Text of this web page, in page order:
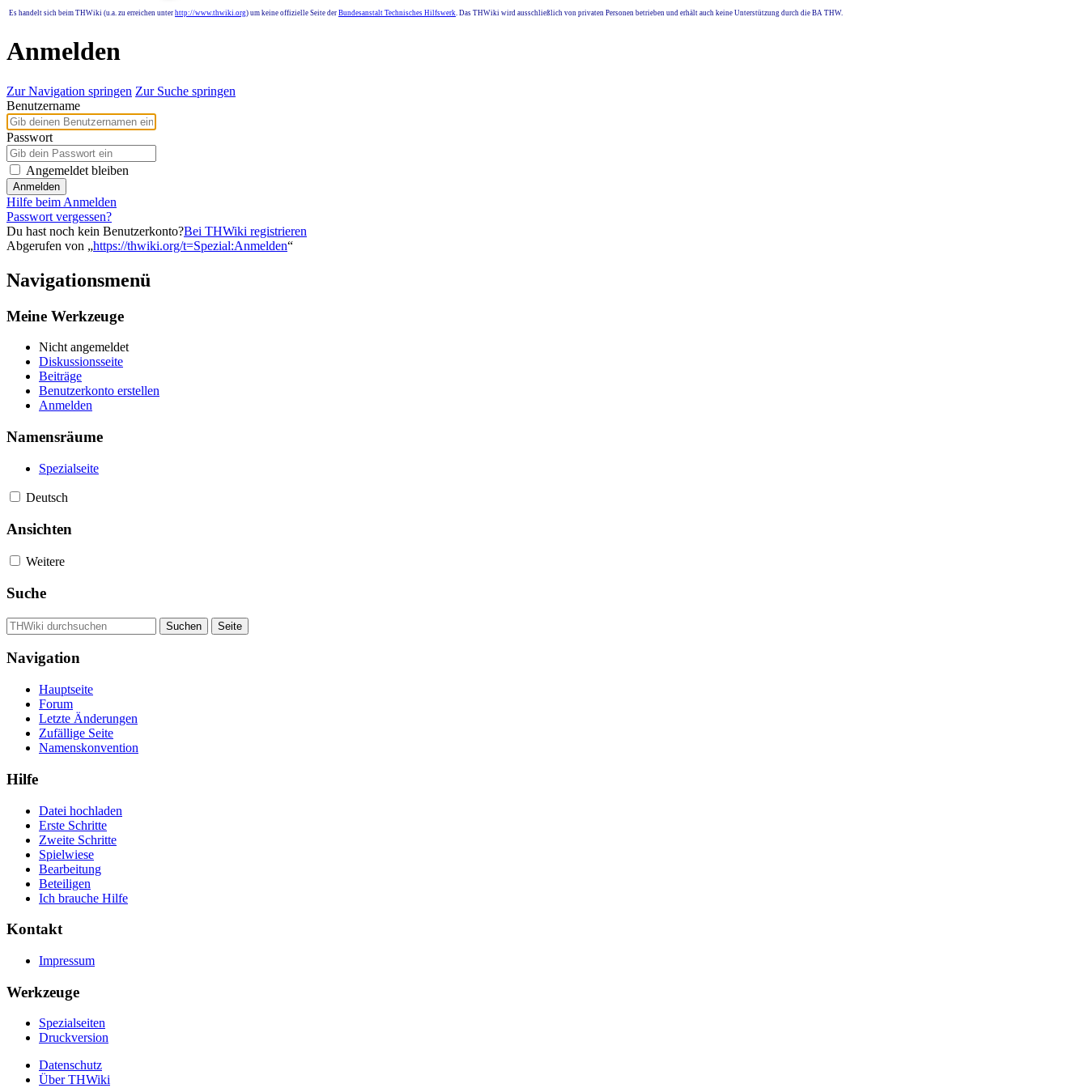
Es handelt sich beim THWiki (u.a. zu erreichen unter http://www.thwiki.org) um keine offizielle Seite der Bundesanstalt Technisches Hilfswerk. Das THWiki wird ausschließlich von privaten Personen betrieben und erhält auch keine Unterstützung durch die BA THW.
Anmelden
Zur Navigation springen Zur Suche springen
Benutzername
Passwort
Angemeldet bleiben
Anmelden
Hilfe beim Anmelden
Passwort vergessen?
Du hast noch kein Benutzerkonto?Bei THWiki registrieren
Abgerufen von „https://thwiki.org/t=Spezial:Anmelden“
Navigationsmenü
Meine Werkzeuge
Nicht angemeldet
Diskussionsseite
Beiträge
Benutzerkonto erstellen
Anmelden
Namensräume
Spezialseite
Deutsch
Ansichten
Weitere
Suche
Navigation
Hauptseite
Forum
Letzte Änderungen
Zufällige Seite
Namenskonvention
Hilfe
Datei hochladen
Erste Schritte
Zweite Schritte
Spielwiese
Bearbeitung
Beteiligen
Ich brauche Hilfe
Kontakt
Impressum
Werkzeuge
Spezialseiten
Druckversion
Datenschutz
Über THWiki